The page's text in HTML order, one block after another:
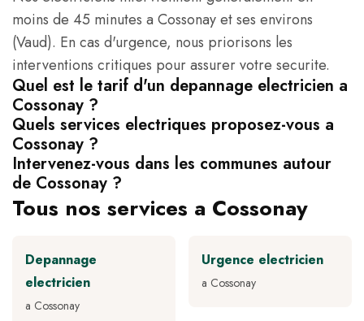
moins de 45 minutes a Cossonay et ses environs
(Vaud). En cas d'urgence, nous priorisons les
interventions critiques pour assurer votre securite.
Quel est le tarif d'un depannage electricien a
Cossonay ?
Quels services electriques proposez-vous a
Cossonay ?
Intervenez-vous dans les communes autour
de Cossonay ?
Tous nos services a Cossonay
Depannage
electricien
a Cossonay
Urgence electricien
a Cossonay